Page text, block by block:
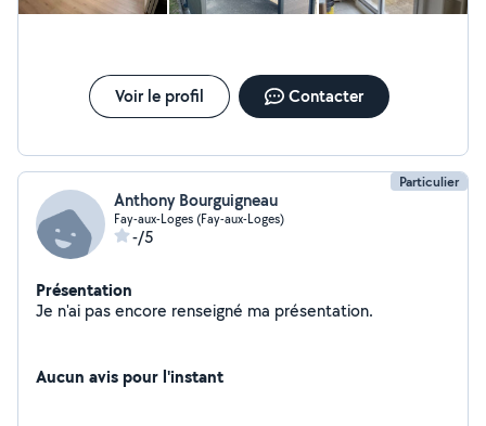
Voir le profil Contacter
Particulier
Anthony Bourguigneau
Fay-aux-Loges (Fay-aux-Loges)
-/5
Présentation
Je n'ai pas encore renseigné ma présentation.
Aucun avis pour l'instant